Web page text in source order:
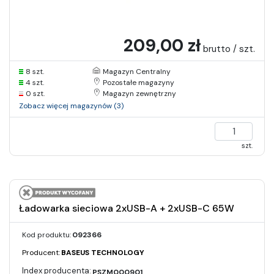
209,00 zł brutto / szt.
8 szt.
Magazyn Centralny
4 szt.
Pozostałe magazyny
0 szt.
Magazyn zewnętrzny
Zobacz więcej magazynów (3)
szt.
Ładowarka sieciowa 2xUSB-A + 2xUSB-C 65W
Kod produktu:092366
Producent:BASEUS TECHNOLOGY
PSZM000901